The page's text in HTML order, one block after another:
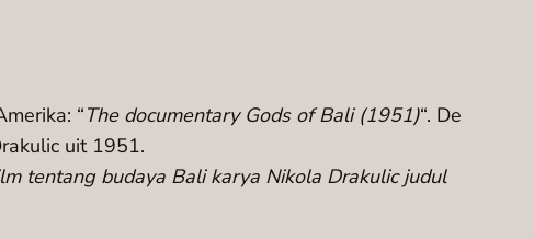
“The documentary Gods of Bali (1951)“. De
uit 1951.
tentang budaya Bali karya Nikola Drakulic judul